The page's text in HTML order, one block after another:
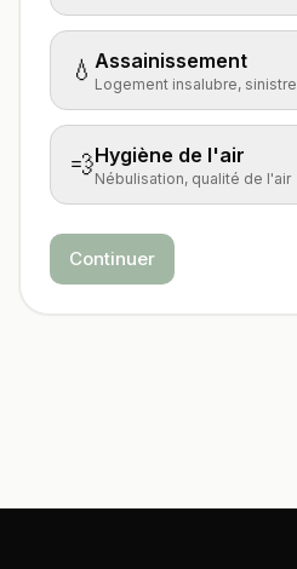
💧 Assainissement
Logement insalubre, sinistre
💨Hygiène de l'air
Nébulisation, qualité de l'air
Continuer